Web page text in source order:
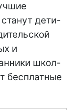
дети-
и
школ-
бесплатные